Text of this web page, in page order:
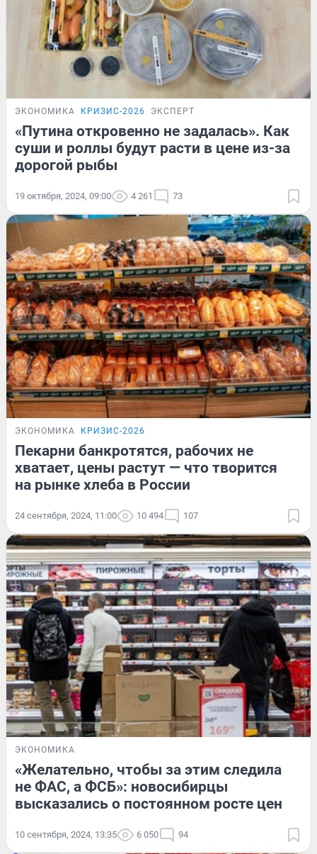
ЭКОНОМИКА КРИЗИС-2026 ЭКСПЕРТ
«Путина откровенно не задалась». Как
суши и роллы будут расти в цене из-за
дорогой рыбы
19 октября, 2024, 09:00 4 261 73
ЭКОНОМИКА КРИЗИС-2026
Пекарни банкротятся, рабочих не
хватает, цены растут — что творится
на рынке хлеба в России
24 сентября, 2024, 11:00 10 494 107
ЭКОНОМИКА
«Желательно, чтобы за этим следила
не ФАС, а ФСБ»: новосибирцы
высказались о постоянном росте цен
10 сентября, 2024, 13:35 6 050 94